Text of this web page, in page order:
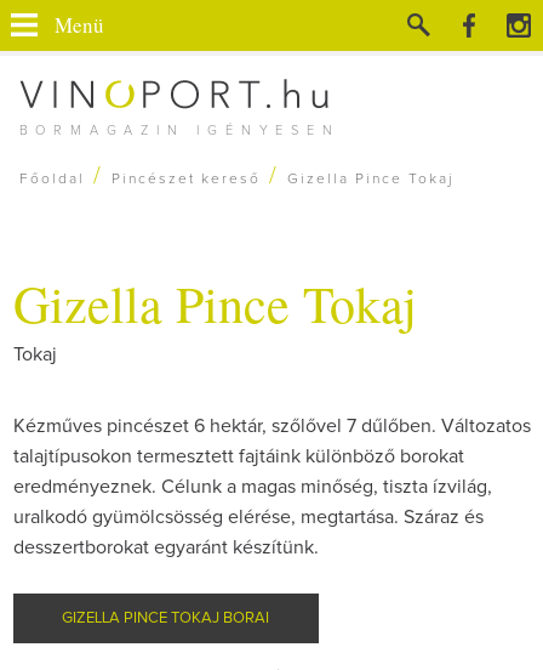
BORMAGAZIN IGÉNYESEN
Menü
Főoldal / Pincészet kereső / Gizella Pince Tokaj
Gizella Pince Tokaj
Tokaj
Kézműves pincészet 6 hektár, szőlővel 7 dűlőben. Változatos
talajtípusokon termesztett fajtáink különböző borokat
eredményeznek. Célunk a magas minőség, tiszta ízvilág,
uralkodó gyümölcsösség elérése, megtartása. Száraz és
desszertborokat egyaránt készítünk.
GIZELLA PINCE TOKAJ BORAI